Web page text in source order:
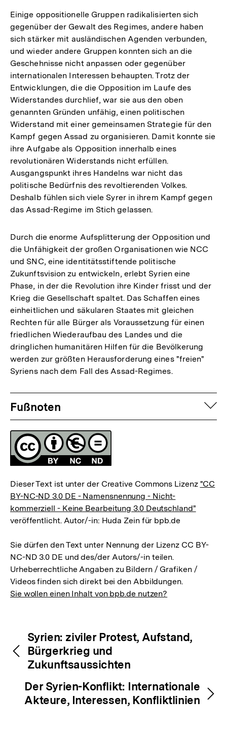
Einige oppositionelle Gruppen radikalisierten sich
gegenüber der Gewalt des Regimes, andere haben
sich stärker mit ausländischen Agenden verbunden,
und wieder andere Gruppen konnten sich an die
Geschehnisse nicht anpassen oder gegenüber
internationalen Interessen behaupten. Trotz der
Entwicklungen, die die Opposition im Laufe des
Widerstandes durchlief, war sie aus den oben
genannten Gründen unfähig, einen politischen
Widerstand mit einer gemeinsamen Strategie für den
Kampf gegen Assad zu organisieren. Damit konnte sie
ihre Aufgabe als Opposition innerhalb eines
revolutionären Widerstands nicht erfüllen.
Ausgangspunkt ihres Handelns war nicht das
politische Bedürfnis des revoltierenden Volkes.
Deshalb fühlen sich viele Syrer in ihrem Kampf gegen
das Assad-Regime im Stich gelassen.
Durch die enorme Aufsplitterung der Opposition und
die Unfähigkeit der großen Organisationen wie NCC
und SNC, eine identitätsstiftende politische
Zukunftsvision zu entwickeln, erlebt Syrien eine
Phase, in der die Revolution ihre Kinder frisst und der
Krieg die Gesellschaft spaltet. Das Schaffen eines
einheitlichen und säkularen Staates mit gleichen
Rechten für alle Bürger als Voraussetzung für einen
friedlichen Wiederaufbau des Landes und die
dringlichen humanitären Hilfen für die Bevölkerung
werden zur größten Herausforderung eines "freien"
Syriens nach dem Fall des Assad-Regimes.
Fussnoten
Fußnoten
Lizenz
Dieser Text ist unter der Creative Commons Lizenz "CC
BY-NC-ND 3.0 DE - Namensnennung - Nicht-
kommerziell - Keine Bearbeitung 3.0 Deutschland"
veröffentlicht. Autor/-in: Huda Zein für bpb.de
Sie dürfen den Text unter Nennung der Lizenz CC BY-
NC-ND 3.0 DE und des/der Autors/-in teilen.
Urheberrechtliche Angaben zu Bildern / Grafiken /
Videos finden sich direkt bei den Abbildungen.
Sie wollen einen Inhalt von bpb.de nutzen?
Inhaltsnavigation
Inhaltsnavigation
Syrien: ziviler Protest, Aufstand,
Bürgerkrieg und
Zukunftsaussichten
Der Syrien-Konflikt: Internationale
Akteure, Interessen, Konfliktlinien